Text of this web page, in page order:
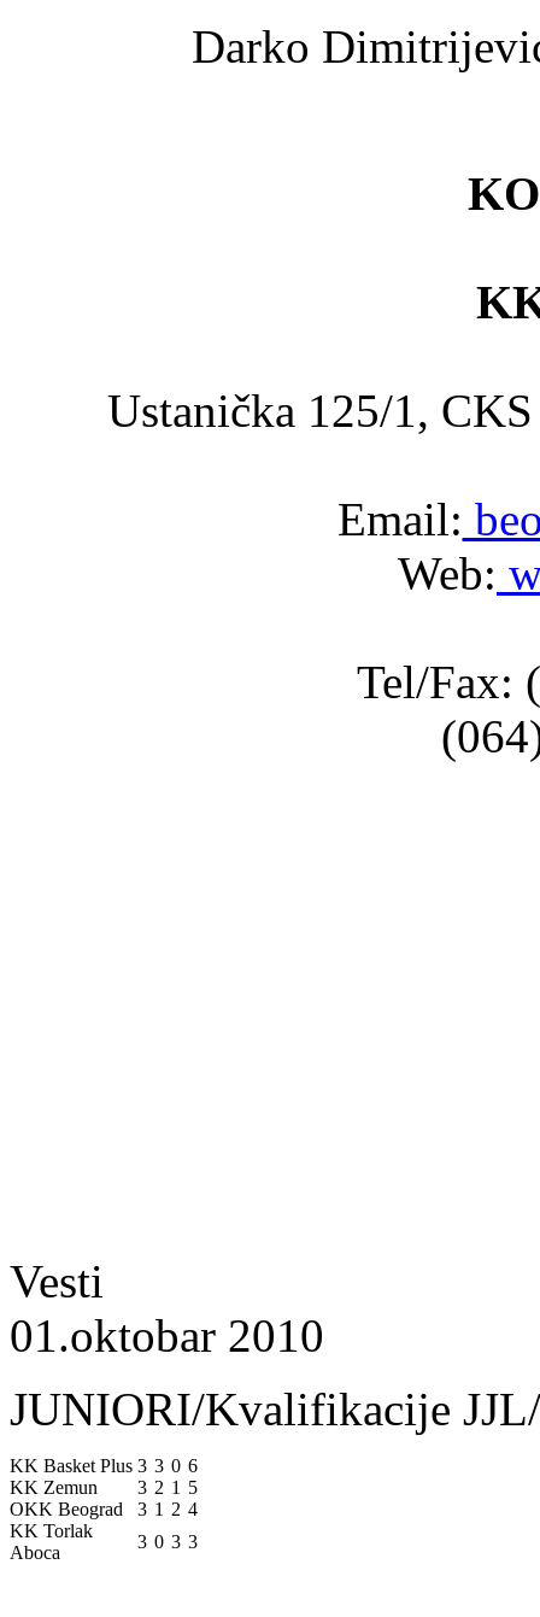
Darko
Ustanička 125/1,
Email:
Web:
Tel/Fax:
Vesti
01.oktobar 2010
JUNIORI/Kvalifikacije
KK Basket Plus 3 3 0 6
KK Zemun
3 2 1 5
OKK Beograd
3 1 2 4
KK Torlak
Aboca
3 0 3 3